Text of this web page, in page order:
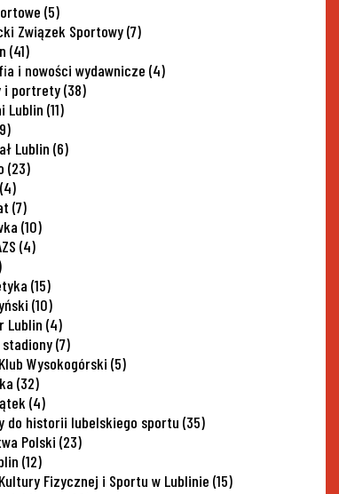
(5)
Związek Sportowy(7)
(41)
i nowości wydawnicze (4)
i portrety(38)
Lublin (11)
Lublin (6)
(23)
(4)
(7)
(10)
(4)
(15)
(10)
Lublin (4)
(7)
Wysokogórski (5)
(32)
(4)
do historii lubelskiego sportu (35)
Polski (23)
(12)
Fizycznej i Sportu w Lublinie (15)